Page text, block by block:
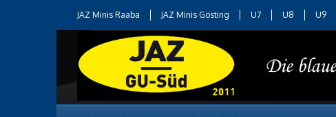
JAZ Minis Raaba JAZ Minis Gösting U7 U8 U9